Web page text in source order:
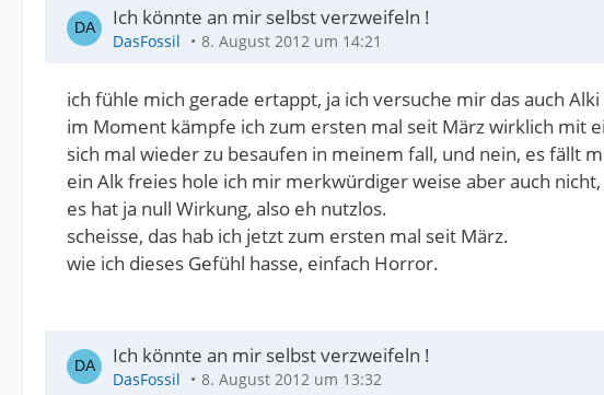
Ich könnte an mir selbst verzweifeln !
DasFossil 8. August 2012 um 14:21
ich fühle mich gerade ertappt, ja ich versuche mir das auch
im Moment kämpfe ich zum ersten mal seit März wirklich mit
sich mal wieder zu besaufen in meinem fall, und nein, es fällt
ein Alk freies hole ich mir merkwürdiger weise aber auch
es hat ja null Wirkung, also eh nutzlos.
scheisse, das hab ich jetzt zum ersten mal seit März.
wie ich dieses Gefühl hasse, einfach Horror.
Ich könnte an mir selbst verzweifeln !
DasFossil 8. August 2012 um 13:32